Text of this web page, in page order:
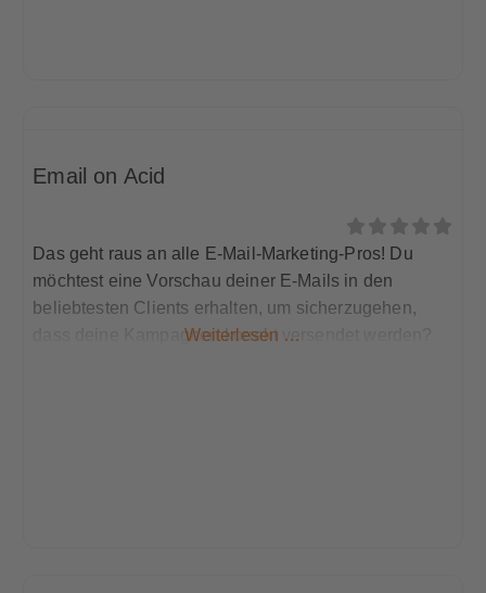
Email on Acid
Das geht raus an alle E-Mail-Marketing-Pros! Du
möchtest eine Vorschau deiner E-Mails in den
beliebtesten Clients erhalten, um sicherzugehen,
dass deine Kampagnen korrekt versendet werden?
Weiterlesen …